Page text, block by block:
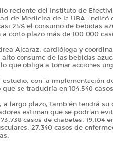
reciente del Instituto de
de Medicina de la UBA, indicó
25% el consumo de bebidas
a corto plazo más de 100.000
Alcaraz, cardióloga y
alto consumo de las bebidas
que obliga a tomar acciones
estudio, con la implementación
que se traduciría en 104.540
a largo plazo, también tendrá su
estiman que se podrían
casos de diabetes, 19.104
27.340 casos de